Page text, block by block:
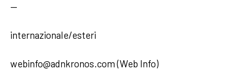
—
internazionale/esteri
webinfo@adnkronos.com (Web Info)